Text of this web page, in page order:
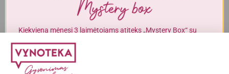
Alkoholinius gėrimus gali įsigyti tik asmenys, kuriems yra
kaip 20 metų
Paslaugos
Jūsų šventėms – mūsų produktai ir patarimai
Kiekvieną mėnesį 3 laimėtojams atiteks „Mystery Box“ su
gurmaniškais „Vynoteka“ produktais.